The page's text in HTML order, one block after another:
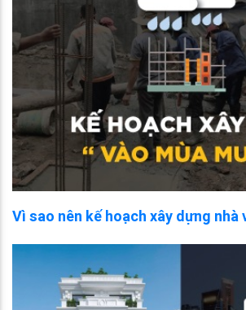
Vì sao nên kế hoạch xây dựng nhà